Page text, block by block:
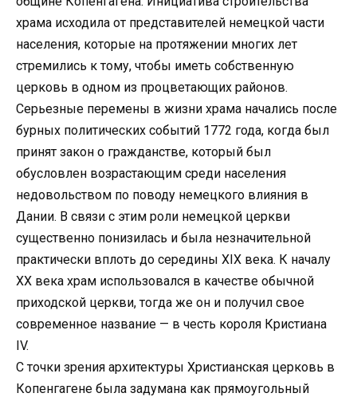
храма исходила от представителей немецкой части
населения, которые на протяжении многих лет
стремились к тому, чтобы иметь собственную
церковь в одном из процветающих районов.
Серьезные перемены в жизни храма начались после
бурных политических событий 1772 года, когда был
принят закон о гражданстве, который был
обусловлен возрастающим среди населения
недовольством по поводу немецкого влияния в
Дании. В связи с этим роли немецкой церкви
существенно понизилась и была незначительной
практически вплоть до середины XIX века. К началу
ХХ века храм использовался в качестве обычной
приходской церкви, тогда же он и получил свое
современное название — в честь короля Кристиана
IV.
С точки зрения архитектуры Христианская церковь в
Копенгагене была задумана как прямоугольный